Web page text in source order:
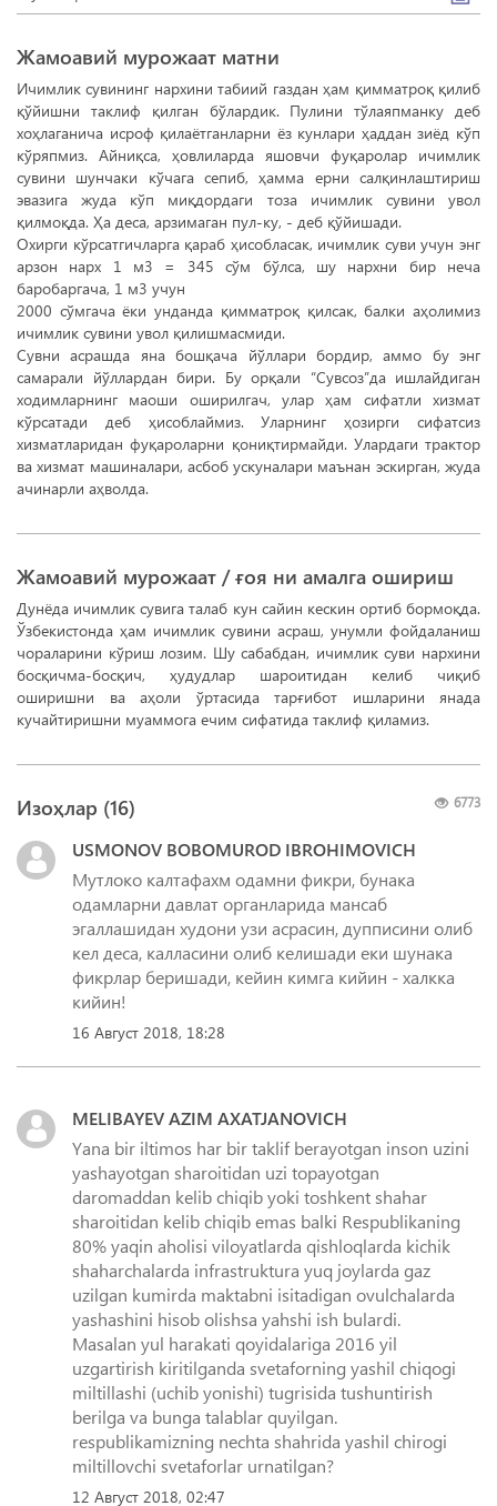
Жамоавий мурожаат матни
Ичимлик сувининг нархини табиий газдан ҳам қимматроқ қилиб
қўйишни таклиф қилган бўлардик. Пулини тўлаяпманку деб
хоҳлаганича исроф қилаётганларни ёз кунлари ҳаддан зиёд кўп
кўряпмиз. Айниқса, ҳовлиларда яшовчи фуқаролар ичимлик
сувини шунчаки кўчага сепиб, ҳамма ерни салқинлаштириш
эвазига жуда кўп миқдордаги тоза ичимлик сувини увол
қилмоқда. Ҳа деса, арзимаган пул-ку, - деб қўйишади.
Охирги кўрсатгичларга қараб ҳисобласак, ичимлик суви учун энг
арзон нарх 1 м3 = 345 сўм бўлса, шу нархни бир неча
баробаргача, 1 м3 учун
2000 сўмгача ёки унданда қимматроқ қилсак, балки аҳолимиз
ичимлик сувини увол қилишмасмиди.
Сувни асрашда яна бошқача йўллари бордир, аммо бу энг
самарали йўллардан бири. Бу орқали “Сувсоз”да ишлайдиган
ходимларнинг маоши оширилгач, улар ҳам сифатли хизмат
кўрсатади деб ҳисоблаймиз. Уларнинг ҳозирги сифатсиз
хизматларидан фуқароларни қониқтирмайди. Улардаги трактор
ва хизмат машиналари, асбоб ускуналари маънан эскирган, жуда
ачинарли аҳволда.
Жамоавий мурожаат / ғоя ни амалга ошириш
Дунёда ичимлик сувига талаб кун сайин кескин ортиб бормоқда.
Ўзбекистонда ҳам ичимлик сувини асраш, унумли фойдаланиш
чораларини кўриш лозим. Шу сабабдан, ичимлик суви нархини
босқичма-босқич, ҳудудлар шароитидан келиб чиқиб
оширишни ва аҳоли ўртасида тарғибот ишларини янада
кучайтиришни муаммога ечим сифатида таклиф қиламиз.
6773
Изоҳлар (16)
USMONOV BOBOMUROD IBROHIMOVICH
Мутлоко калтафахм одамни фикри, бунака
одамларни давлат органларида мансаб
эгаллашидан худони узи асрасин, дупписини олиб
кел деса, калласини олиб келишади еки шунака
фикрлар беришади, кейин кимга кийин - халкка
кийин!
16 Август 2018, 18:28
MELIBAYEV AZIM AXATJANOVICH
Yana bir iltimos har bir taklif berayotgan inson uzini
yashayotgan sharoitidan uzi topayotgan
daromaddan kelib chiqib yoki toshkent shahar
sharoitidan kelib chiqib emas balki Respublikaning
80% yaqin aholisi viloyatlarda qishloqlarda kichik
shaharchalarda infrastruktura yuq joylarda gaz
uzilgan kumirda maktabni isitadigan ovulchalarda
yashashini hisob olishsa yahshi ish bulardi.
Masalan yul harakati qoyidalariga 2016 yil
uzgartirish kiritilganda svetaforning yashil chiqogi
miltillashi (uchib yonishi) tugrisida tushuntirish
berilga va bunga talablar quyilgan.
respublikamizning nechta shahrida yashil chirogi
miltillovchi svetaforlar urnatilgan?
12 Август 2018, 02:47